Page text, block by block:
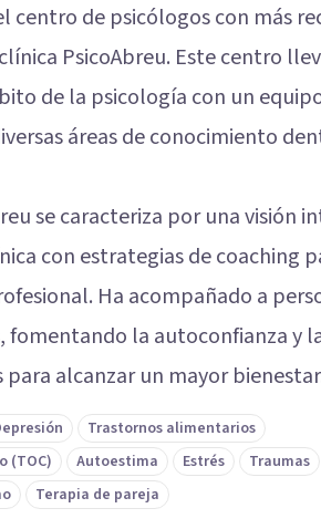
centro de psicólogos con más
PsicoAbreu. Este centro
de la psicología con un
áreas de conocimiento
se caracteriza por una visión
con estrategias de coaching
Ha acompañado a
fomentando la autoconfianza y
alcanzar un mayor
Trastornos alimentarios
(TOC)
Autoestima Estrés
Traumas
Terapia de pareja